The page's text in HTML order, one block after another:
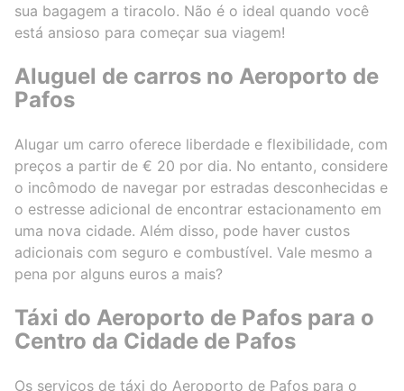
sua bagagem a tiracolo. Não é o ideal quando você
está ansioso para começar sua viagem!
Aluguel de carros no Aeroporto de
Pafos
Alugar um carro oferece liberdade e flexibilidade, com
preços a partir de € 20 por dia. No entanto, considere
o incômodo de navegar por estradas desconhecidas e
o estresse adicional de encontrar estacionamento em
uma nova cidade. Além disso, pode haver custos
adicionais com seguro e combustível. Vale mesmo a
pena por alguns euros a mais?
Táxi do Aeroporto de Pafos para o
Centro da Cidade de Pafos
Os serviços de táxi do Aeroporto de Pafos para o